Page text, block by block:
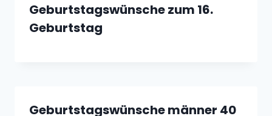
Geburtstagswünsche zum 16.
Geburtstag
Geburtstagswünsche männer 40